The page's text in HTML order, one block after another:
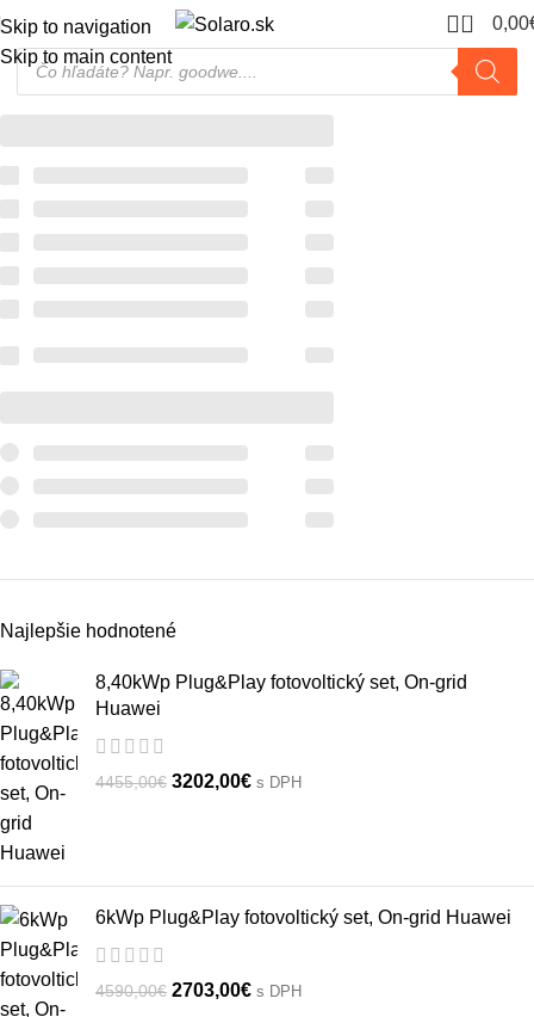
Skip to navigation
Skip to main content
0 0,00
Najlepšie hodnotené
8,40kWp Plug&Play fotovoltický set, On-grid
Huawei
4455,00€ 3202,00€ s DPH
6kWp Plug&Play fotovoltický set, On-grid Huawei
4590,00€ 2703,00€ s DPH